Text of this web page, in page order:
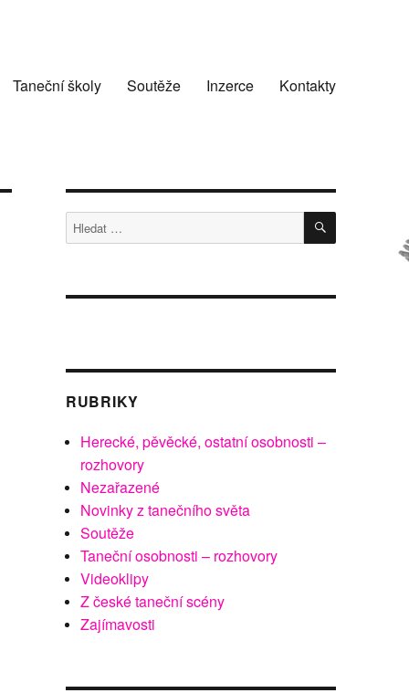
Taneční školy Soutěže Inzerce Kontakty
Hledat: HLEDÁNÍ
RUBRIKY
Herecké, pěvěcké, ostatní osobnosti –
rozhovory
Nezařazené
Novinky z tanečního světa
Soutěže
Taneční osobnosti – rozhovory
Videoklipy
Z české taneční scény
Zajímavosti